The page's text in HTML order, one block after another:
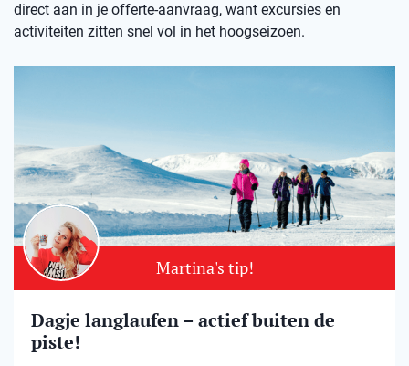
direct aan in je offerte-aanvraag, want excursies en
activiteiten zitten snel vol in het hoogseizoen.
Martina's tip!
Dagje langlaufen – actief buiten de
piste!